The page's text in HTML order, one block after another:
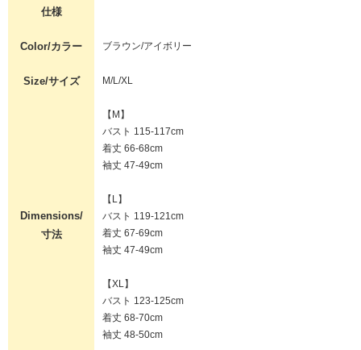
仕様
Color/カラー ブラウン/アイボリー
Size/サイズ M/L/XL
Dimensions/
寸法
【M】
バスト 115-117cm
着丈 66-68cm
袖丈 47-49cm
【L】
バスト 119-121cm
着丈 67-69cm
袖丈 47-49cm
【XL】
バスト 123-125cm
着丈 68-70cm
袖丈 48-50cm